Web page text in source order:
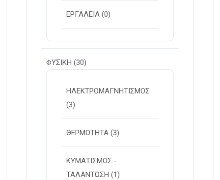
ΕΡΓΑΛΕΙΑ (0)
ΦΥΣΙΚΗ (30)
ΗΛΕΚΤΡΟΜΑΓΝΗΤΙΣΜΟΣ
(3)
ΘΕΡΜΟΤΗΤΑ (3)
ΚΥΜΑΤΙΣΜΟΣ -
ΤΑΛΑΝΤΩΣΗ (1)